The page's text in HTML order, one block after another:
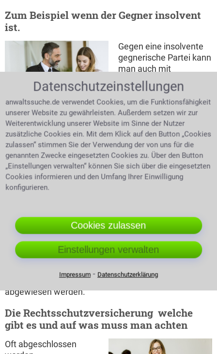
Zum Beispiel wenn der Gegner insolvent
ist.
Anwalt berät junge Mandantin
Gegen eine insolvente
gegnerische Partei kann
man auch mit
Rechtsbeistand nicht
gewinnen. Hier bleibt
man auf seinen Kosten
leider sitzen. Hat der
Schuldner schon mehrmals erfolglose
Vollstreckungen hinter sich? Dies kann durch eine
Anfrage beim Insolvenzgericht in Erfahrung gebracht
werden. Hat man nun in Erfahrung gebracht, dass
eine Insolvenz läuft, so reicht man seine eigenen
Forderungen beim zuständigen Insolvenzverwalter
ein.KostenUnter Umständen ist es besser, geringe
ist.
Fehlendes Rechtsschutzinteresse
Zulässigkeitsvoraussetzung einer Klage ist das
berechtigte rechtsschutzwürdige Interesse einer
Person Rechtsschutz zu erhalten. Ist folglich eine
Einigung einfacher oder schneller zu erzielen ohne
gerichtliche Unterstützung, so kann eine Klage
abgewiesen werden.
Die Rechtsschutzversicherung  welche
gibt es und auf was muss man achten
Oft abgeschlossen
Datenschutzeinstellungen
anwaltssuche.de verwendet Cookies, um die Funktionsfähigkeit
unserer Website zu gewährleisten. Außerdem setzen wir zur
Weiterentwicklung unserer Website im Sinne der Nutzer
zusätzliche Cookies ein. Mit dem Klick auf den Button „Cookies
zulassen“ stimmen Sie der Verwendung der von uns für die
genannten Zwecke eingesetzten Cookies zu. Über den Button
„Einstellungen verwalten“ können Sie sich über die eingesetzten
Cookies informieren und den Umfang Ihrer Einwilligung
konfigurieren.
Cookies zulassen
Einstellungen verwalten
Impressum⁃ Datenschutzerklärung